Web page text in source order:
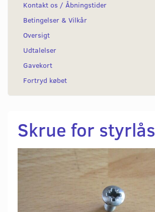
Kontakt os / Åbningstider
Betingelser & Vilkår
Oversigt
Udtalelser
Gavekort
Fortryd købet
Skrue for styrlås